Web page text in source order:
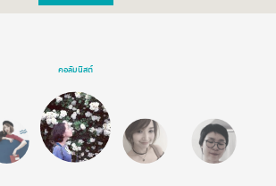
คอลัมนิสต์